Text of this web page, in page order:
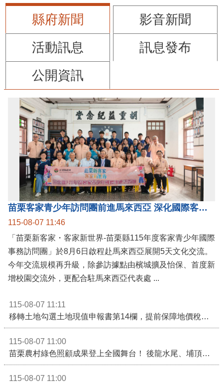
縣府新聞
影音新聞
活動訊息
訊息發布
公開資訊
苗栗客家青少年訪問團前進馬來西亞 深化國際客家文化交流
115-08-07 11:46
「苗栗新客家・客家新世界-苗栗縣115年度客家青少年國際
事務訪問團」於8月6日啟程赴馬來西亞展開5天文化交流。
今年交流規模再升級，除參訪據點由檳城擴及怡保、首度新
增校園交流外，更配合駐馬來西亞代表處 ...
115-08-07 11:11
移轉土地勾選土地現值申報書第14欄，提前保障地價稅節稅權益
115-08-07 11:00
苗栗農村綠色照顧成果登上全國舞台！ 後龍水尾、埔頂社區前進2026高齡健康產業博覽會
115-08-07 11:00